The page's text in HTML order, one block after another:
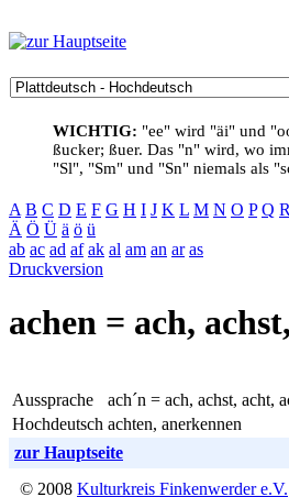
WICHTIG: "ee" wird "äi" und
ßucker; ßuer. Das "n" wird, wo
"Sl", "Sm" und "Sn" niemals als
A B C D E F G H I J K L M N O P Q R
Ä Ö Ü ä ö ü
ab ac ad af ak al am an ar as
Druckversion
achen = ach,
Aussprache
ach´n = ach, achst, acht,
Hochdeutsch achten, anerkennen
zur Hauptseite
© 2008 Kulturkreis Finkenwerder e.V.